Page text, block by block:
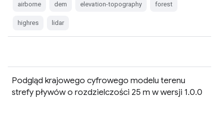
airborne dem elevation-topography forest
highres lidar
Podgląd krajowego cyfrowego modelu terenu
strefy pływów o rozdzielczości 25 m w wersji 1.0.0